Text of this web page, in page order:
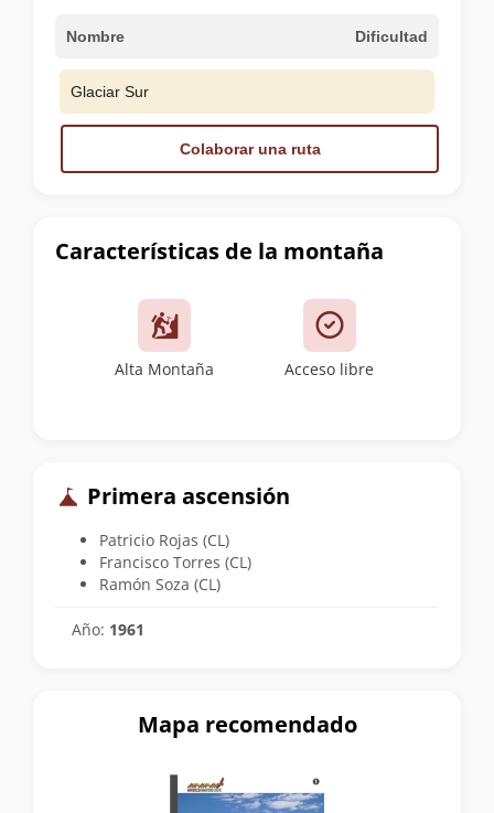
Características de la montaña
Alta Montaña Acceso libre
Primera ascensión
Patricio Rojas (CL)
Francisco Torres (CL)
Ramón Soza (CL)
Año: 1961
Nombre Dificultad
Glaciar Sur
Colaborar una ruta
Mapa recomendado